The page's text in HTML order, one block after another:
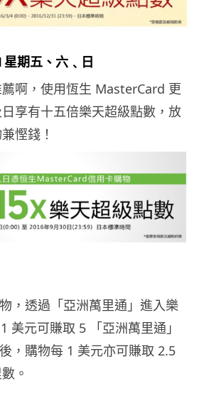
期五、六﹑日
啊，使用恆生 MasterCard 更
享有十五倍樂天超級點數，放
慳錢！
，透過「亞洲萬里通」進入樂
美元可賺取 5 「亞洲萬里通」
，購物每 1 美元亦可賺取 2.5
。